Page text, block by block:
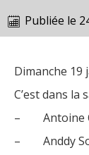
Publiée le
Dimanche 19
C’est dans
– Antoine
– Anddy